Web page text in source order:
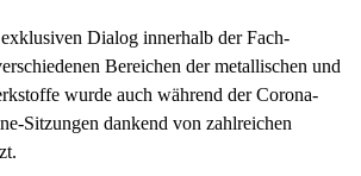
Dialog innerhalb der Fach-
Bereichen der metallischen und
wurde auch während der Corona-
Sitzungen dankend von zahlreichen